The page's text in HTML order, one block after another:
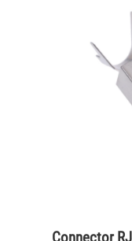
Connector